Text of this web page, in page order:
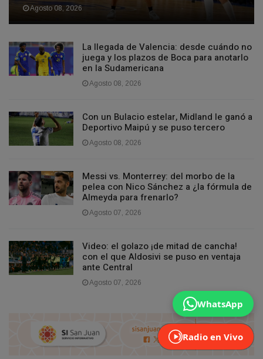
Radio en Vivo
WhatsApp
Agosto 08, 2026
La llegada de Valencia: desde cuándo no
juega y los plazos de Boca para anotarlo
en la Sudamericana
Agosto 08, 2026
Con un Bulacio estelar, Midland le ganó a
Deportivo Maipú y se puso tercero
Agosto 08, 2026
Messi vs. Monterrey: del morbo de la
pelea con Nico Sánchez a ¿la fórmula de
Almeyda para frenarlo?
Agosto 07, 2026
Video: el golazo ¡de mitad de cancha!
con el que Aldosivi se puso en ventaja
ante Central
Agosto 07, 2026